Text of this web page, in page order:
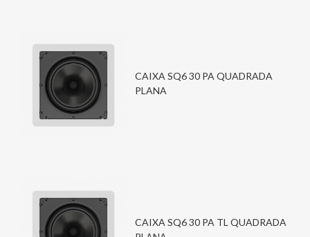
CAIXA SQ6 30 PA QUADRADA
PLANA
CAIXA SQ6 30 PA TL QUADRADA